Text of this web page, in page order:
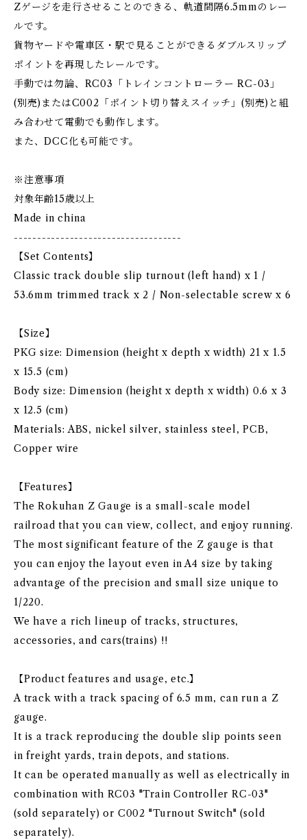
Zゲージを走行させることのできる、軌道間隔6.5mmのレー
ルです。
貨物ヤードや電車区・駅で見ることができるダブルスリップ
ポイントを再現したレールです。
手動では勿論、RC03「トレインコントローラー RC-03」
(別売)またはC002「ポイント切り替えスイッチ」(別売)と組
み合わせて電動でも動作します。
また、DCC化も可能です。
※注意事項
対象年齢15歳以上
Made in china
------------------------------------
【Set Contents】
Classic track double slip turnout (left hand) x 1 /
53.6mm trimmed track x 2 / Non-selectable screw x 6
【Size】
PKG size: Dimension (height x depth x width) 21 x 1.5
x 15.5 (cm)
Body size: Dimension (height x depth x width) 0.6 x 3
x 12.5 (cm)
Materials: ABS, nickel silver, stainless steel, PCB,
Copper wire
【Features】
The Rokuhan Z Gauge is a small-scale model
railroad that you can view, collect, and enjoy running.
The most significant feature of the Z gauge is that
you can enjoy the layout even in A4 size by taking
advantage of the precision and small size unique to
1/220.
We have a rich lineup of tracks, structures,
accessories, and cars(trains) !!
【Product features and usage, etc.】
A track with a track spacing of 6.5 mm, can run a Z
gauge.
It is a track reproducing the double slip points seen
in freight yards, train depots, and stations.
It can be operated manually as well as electrically in
combination with RC03 "Train Controller RC-03"
(sold separately) or C002 "Turnout Switch" (sold
separately).